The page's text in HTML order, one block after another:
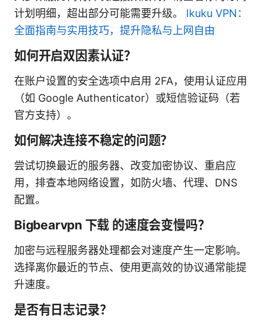
计划明细，超出部分可能需要升级。 Ikuku VPN：
全面指南与实用技巧，提升隐私与上网自由
如何开启双因素认证？
在账户设置的安全选项中启用 2FA，使用认证应用
（如 Google Authenticator）或短信验证码（若
官方支持）。
如何解决连接不稳定的问题？
尝试切换最近的服务器、改变加密协议、重启应
用，排查本地网络设置，如防火墙、代理、DNS
配置。
Bigbearvpn 下载 的速度会变慢吗？
加密与远程服务器处理都会对速度产生一定影响。
选择离你最近的节点、使用更高效的协议通常能提
升速度。
是否有日志记录？